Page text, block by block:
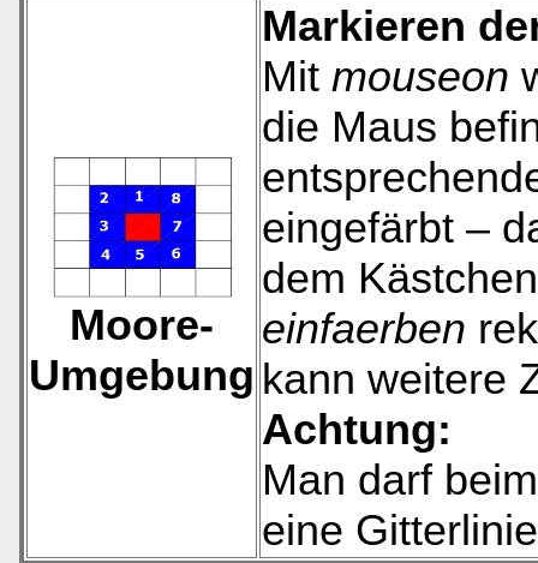
Moore-
Umgebung
Markieren
Mit mouseon
die Maus
eingefärbt –
dem
einfaerben
kann weitere
Achtung:
Man darf
eine